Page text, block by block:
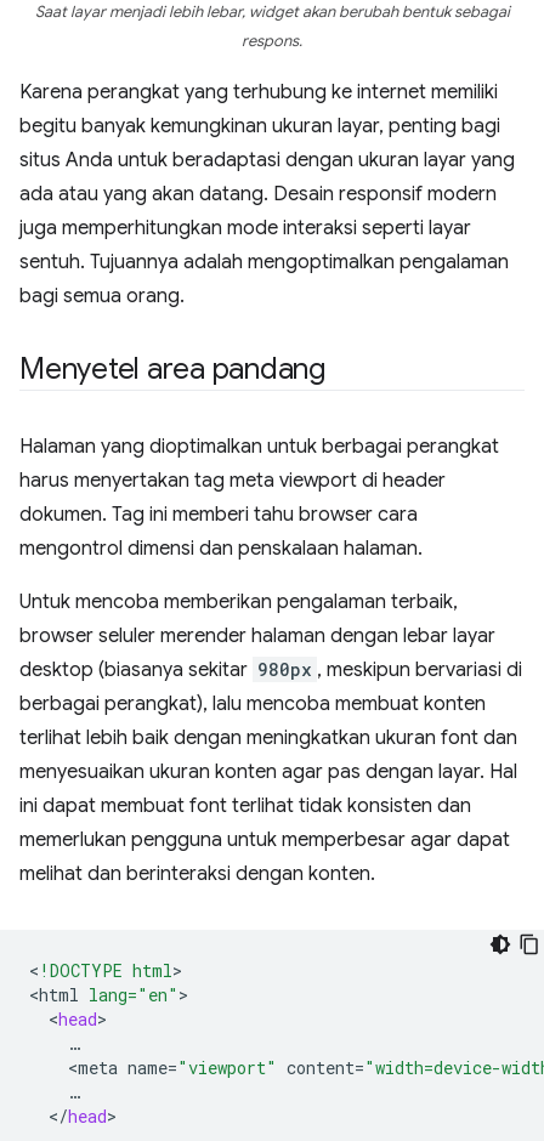
Saat layar menjadi lebih lebar, widget akan berubah bentuk sebagai
respons.
Karena perangkat yang terhubung ke internet memiliki
begitu banyak kemungkinan ukuran layar, penting bagi
situs Anda untuk beradaptasi dengan ukuran layar yang
ada atau yang akan datang. Desain responsif modern
juga memperhitungkan mode interaksi seperti layar
sentuh. Tujuannya adalah mengoptimalkan pengalaman
bagi semua orang.
Menyetel area pandang
Halaman yang dioptimalkan untuk berbagai perangkat
harus menyertakan tag meta viewport di header
dokumen. Tag ini memberi tahu browser cara
mengontrol dimensi dan penskalaan halaman.
Untuk mencoba memberikan pengalaman terbaik,
browser seluler merender halaman dengan lebar layar
desktop (biasanya sekitar 980px , meskipun bervariasi di
berbagai perangkat), lalu mencoba membuat konten
terlihat lebih baik dengan meningkatkan ukuran font dan
menyesuaikan ukuran konten agar pas dengan layar. Hal
ini dapat membuat font terlihat tidak konsisten dan
memerlukan pengguna untuk memperbesar agar dapat
melihat dan berinteraksi dengan konten.
< !DOCTYPE html>
<html lang="en"
<head
<meta name="viewport" content="width=device-
</head